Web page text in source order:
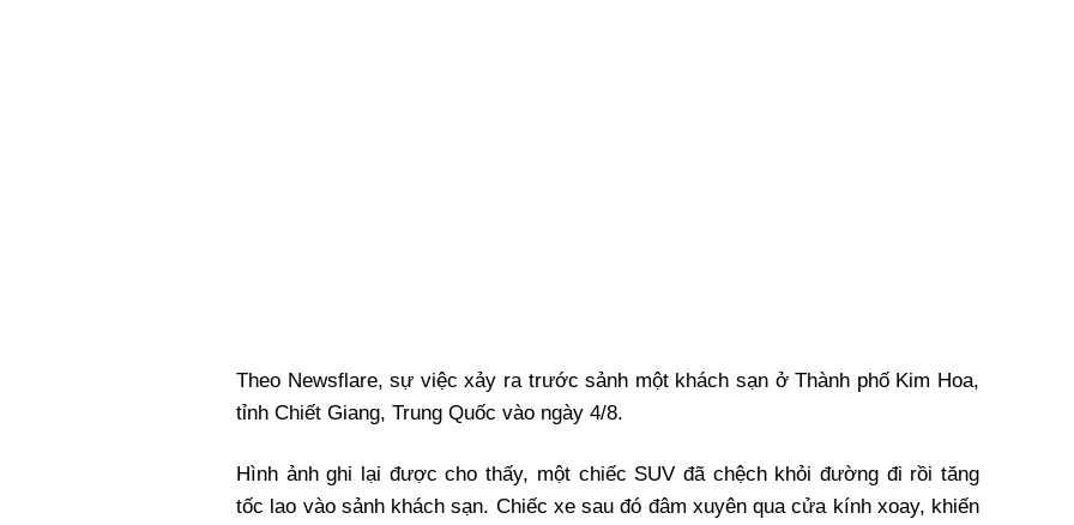
Theo Newsflare, sự việc xảy ra trước sảnh một khách sạn ở Thành phố Kim Hoa,
tỉnh Chiết Giang, Trung Quốc vào ngày 4/8.
Hình ảnh ghi lại được cho thấy, một chiếc SUV đã chệch khỏi đường đi rồi tăng
tốc lao vào sảnh khách sạn. Chiếc xe sau đó đâm xuyên qua cửa kính xoay, khiến